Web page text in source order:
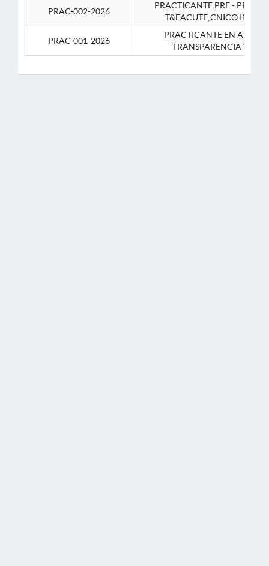
PRAC-002-2026
PRACTICANTE PRE -
T&EACUTE;CNICO
PRAC-001-2026
PRACTICANTE EN APOYO
TRANSPARENCIA Y